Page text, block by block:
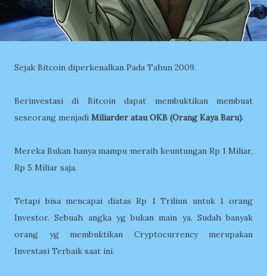
Sejak Bitcoin diperkenalkan Pada Tahun 2009.
Berinvestasi di Bitcoin dapat membuktikan membuat
seseorang menjadi Miliarder atau OKB (Orang Kaya Baru).
Mereka Bukan hanya mampu meraih keuntungan Rp 1 Miliar,
Rp 5 Miliar saja.
Tetapi bisa mencapai diatas Rp 1 Triliun untuk 1 orang
Investor. Sebuah angka yg bukan main ya. Sudah banyak
orang yg membuktikan Cryptocurrency merupakan
Investasi Terbaik saat ini.